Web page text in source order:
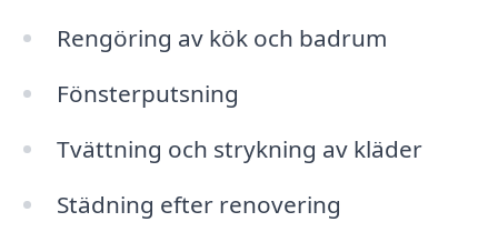
Rengöring av kök och badrum
Fönsterputsning
Tvättning och strykning av kläder
Städning efter renovering